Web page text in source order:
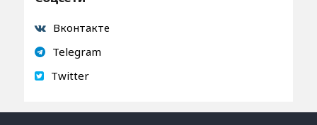
Вконтакте
Telegram
Twitter